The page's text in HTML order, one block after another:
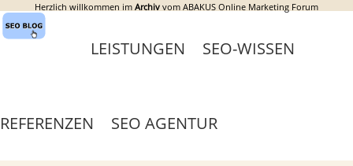
Herzlich willkommen im Archiv vom ABAKUS Online Marketing Forum
LEISTUNGEN SEO-WISSEN
REFERENZEN SEO AGENTUR